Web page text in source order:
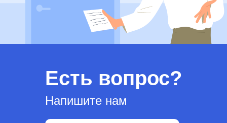
Есть вопрос?
Напишите нам